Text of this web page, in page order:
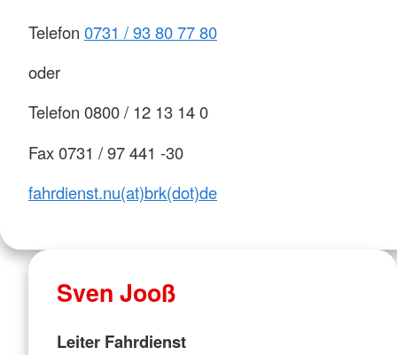
Telefon 0731 / 93 80 77 80
oder
Telefon 0800 / 12 13 14 0
Fax 0731 / 97 441 -30
fahrdienst.nu(at)brk(dot)de
Sven Jooß
Leiter Fahrdienst